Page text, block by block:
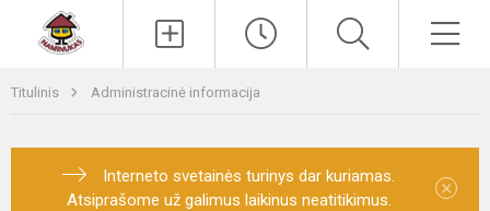
Titulinis Administracinė informacija
Interneto svetainės turinys dar kuriamas.
Atsiprašome už galimus laikinus neatitikimus.
×